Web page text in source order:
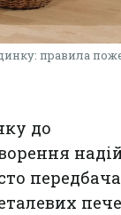
правила
до